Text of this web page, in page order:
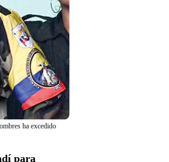
ha excedido
para